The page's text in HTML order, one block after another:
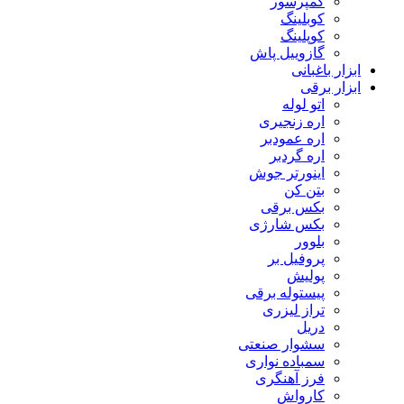
کوبلینگ
کوپلینگ
گازوییل پاش
ابزار باغبانی
ابزار برقی
اتو لوله
اره زنجیری
اره عمودبر
اره گردبر
اینورتر جوش
بتن کن
بکس برقی
بکس شارژی
بلوور
پروفیل بر
پولیش
پیستوله برقی
تراز لیزری
دریل
سشوار صنعتی
سمباده نواری
فرز آهنگری
کارواش